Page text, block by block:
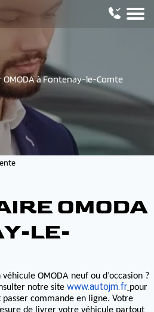
à Fontenay-le-Comte
OMODA
LE-
véhicule OMODA neuf ou d’occasion ?
notre site www.autojm.fr pour
commande en ligne. Votre